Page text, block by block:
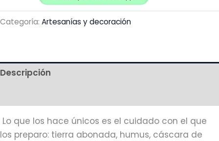
Categoría: Artesanías y decoración
Descripción
Lo que los hace únicos es el cuidado con el que
los preparo: tierra abonada, humus, cáscara de